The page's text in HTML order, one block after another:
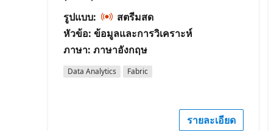
รูปแบบ:
สตรีมสด
หัวข้อ: ข้อมูลและการวิเคราะห์
ภาษา: ภาษาอังกฤษ
Data Analytics Fabric
รายละเอียด